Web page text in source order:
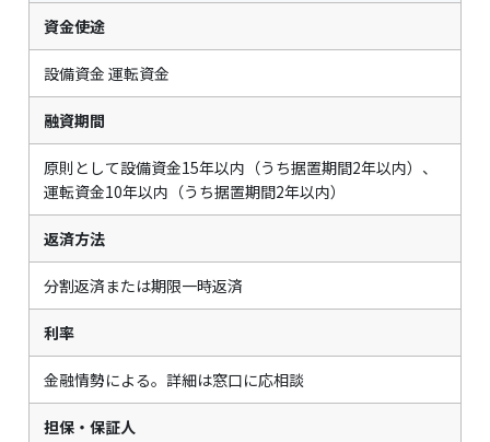
資金使途
設備資金 運転資金
融資期間
原則として設備資金15年以内（うち据置期間2年以内）、
運転資金10年以内（うち据置期間2年以内）
返済方法
分割返済または期限一時返済
利率
金融情勢による。詳細は窓口に応相談
担保・保証人